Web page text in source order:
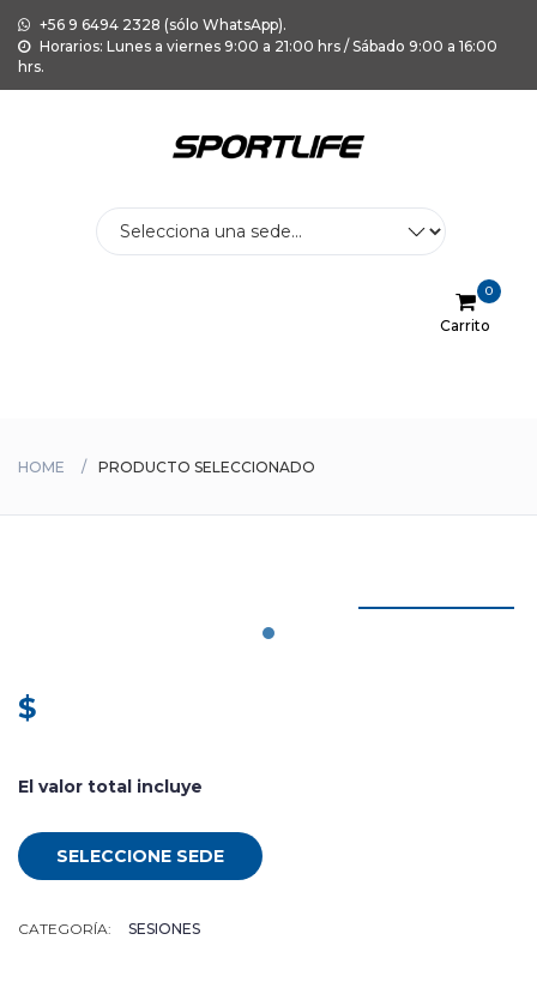
+56 9 6494 2328 (sólo WhatsApp).
Horarios: Lunes a viernes 9:00 a 21:00 hrs / Sábado 9:00 a 16:00
hrs.
Carrito
0
HOME PRODUCTO SELECCIONADO
$
El valor total incluye
SELECCIONE SEDE
CATEGORÍA: SESIONES